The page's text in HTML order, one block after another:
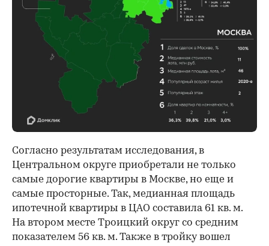
Согласно результатам исследования, в
Центральном округе приобретали не только
самые дорогие квартиры в Москве, но еще и
самые просторные. Так, медианная площадь
ипотечной квартиры в ЦАО составила 61 кв. м.
На втором месте Троицкий округ со средним
показателем 56 кв. м. Также в тройку вошел